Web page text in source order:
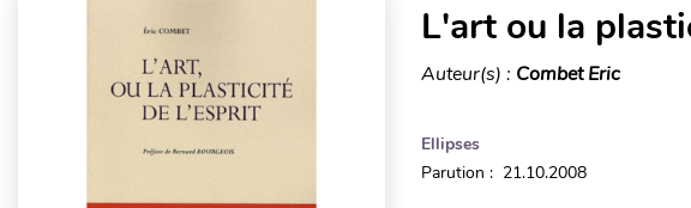
L'art ou la
Auteur(s) : Combet Eric
Ellipses
Parution : 21.10.2008